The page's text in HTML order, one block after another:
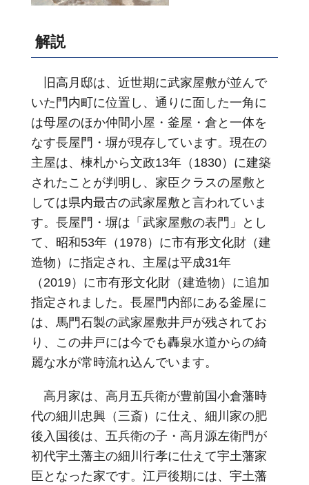
解説
旧高月邸は、近世期に武家屋敷が並んで
いた門内町に位置し、通りに面した一角に
は母屋のほか仲間小屋・釜屋・倉と一体を
なす長屋門・塀が現存しています。現在の
主屋は、棟札から文政13年（1830）に建築
されたことが判明し、家臣クラスの屋敷と
しては県内最古の武家屋敷と言われていま
す。長屋門・塀は「武家屋敷の表門」とし
て、昭和53年（1978）に市有形文化財（建
造物）に指定され、主屋は平成31年
（2019）に市有形文化財（建造物）に追加
指定されました。長屋門内部にある釜屋に
は、馬門石製の武家屋敷井戸が残されてお
り、この井戸には今でも轟泉水道からの綺
麗な水が常時流れ込んでいます。
高月家は、高月五兵衛が豊前国小倉藩時
代の細川忠興（三斎）に仕え、細川家の肥
後入国後は、五兵衛の子・高月源左衛門が
初代宇土藩主の細川行孝に仕えて宇土藩家
臣となった家です。江戸後期には、宇土藩